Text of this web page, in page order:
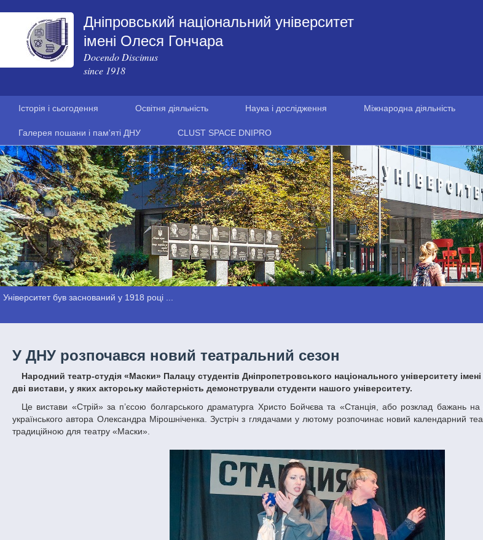
Дніпровський національний університет
імені Олеся Гончара
Docendo Discimus
since 1918
Історія і сьогодення Освітня діяльність Наука і дослідження Міжнародна діяльність
Галерея пошани і пам'яті ДНУ CLUST SPACE DNIPRO
Університет був заснований у 1918 році ...
У ДНУ розпочався новий театральний сезон
Народний театр-студія «Маски» Палацу студентів Дніпропетровського національного університету імені Олеся Гончара представив
дві вистави, у яких акторську майстерність демонстрували студенти нашого університету.
Це вистави «Стрій» за п’єсою болгарського драматурга Христо Бойчєва та «Станція, або розклад бажань на завтра» за п’єсою сучасного
українського автора Олександра Мірошніченка. Зустріч з глядачами у лютому розпочинає новий календарний
традиційною для театру «Маски».